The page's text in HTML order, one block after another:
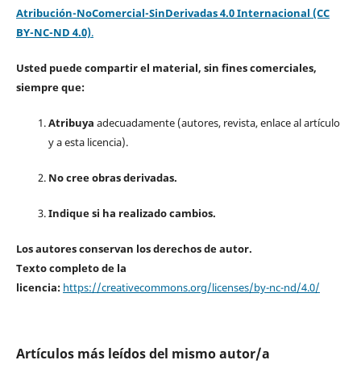
Atribución-NoComercial-SinDerivadas 4.0 Internacional (CC
BY-NC-ND 4.0).
Usted puede compartir el material, sin fines comerciales,
siempre que:
Atribuya adecuadamente (autores, revista, enlace al artículo
y a esta licencia).
No cree obras derivadas.
Indique si ha realizado cambios.
Los autores conservan los derechos de autor.
Texto completo de la
licencia: https://creativecommons.org/licenses/by-nc-nd/4.0/
Artículos más leídos del mismo autor/a